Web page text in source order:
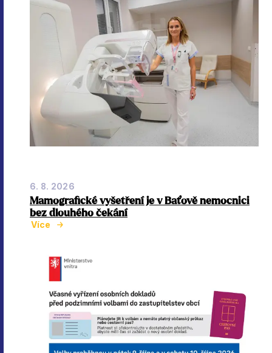
6. 8. 2026
Mamografické vyšetření je v Baťově nemocnici
bez dlouhého čekání
Více